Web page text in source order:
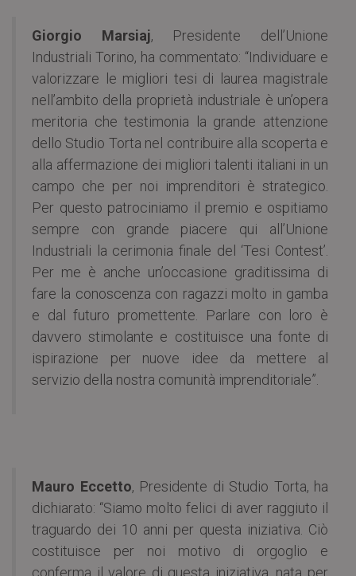
Giorgio Marsiaj, Presidente dell’Unione
Industriali Torino, ha commentato: “Individuare e
valorizzare le migliori tesi di laurea magistrale
nell’ambito della proprietà industriale è un’opera
meritoria che testimonia la grande attenzione
dello Studio Torta nel contribuire alla scoperta e
alla affermazione dei migliori talenti italiani in un
campo che per noi imprenditori è strategico.
Per questo patrociniamo il premio e ospitiamo
sempre con grande piacere qui all’Unione
Industriali la cerimonia finale del ‘Tesi Contest’.
Per me è anche un’occasione graditissima di
fare la conoscenza con ragazzi molto in gamba
e dal futuro promettente. Parlare con loro è
davvero stimolante e costituisce una fonte di
ispirazione per nuove idee da mettere al
servizio della nostra comunità imprenditoriale”.
Mauro Eccetto, Presidente di Studio Torta, ha
dichiarato: “Siamo molto felici di aver raggiuto il
traguardo dei 10 anni per questa iniziativa. Ciò
costituisce per noi motivo di orgoglio e
conferma il valore di questa iniziativa, nata per